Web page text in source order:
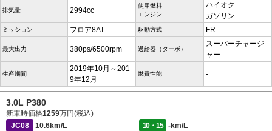
排気量 2994cc
使用燃料
エンジン
ハイオク
ガソリン
ミッション フロア8AT 駆動方式 FR
最大出力 380ps/6500rpm 過給器（ターボ）
スーパーチャージ
ャー
生産期間
2019年10月～201
9年12月
燃費性能 -
3.0L P380
新車時価格1259万円(税込)
JC08
10.6km/L 10・15
-km/L